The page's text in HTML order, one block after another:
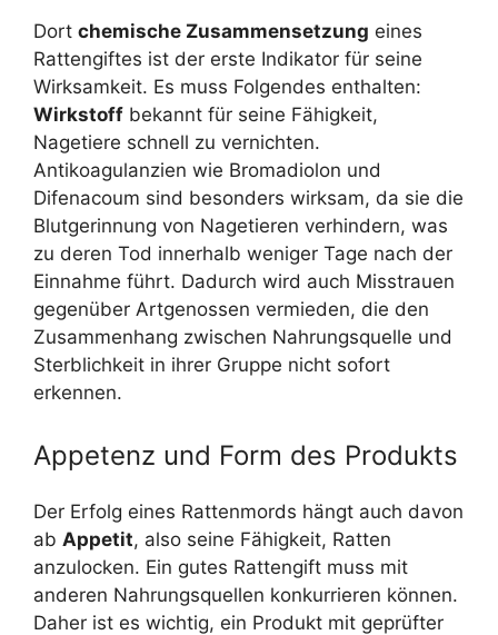
Dort chemische Zusammensetzung eines
Rattengiftes ist der erste Indikator für seine
Wirksamkeit. Es muss Folgendes enthalten:
Wirkstoff bekannt für seine Fähigkeit,
Nagetiere schnell zu vernichten.
Antikoagulanzien wie Bromadiolon und
Difenacoum sind besonders wirksam, da sie die
Blutgerinnung von Nagetieren verhindern, was
zu deren Tod innerhalb weniger Tage nach der
Einnahme führt. Dadurch wird auch Misstrauen
gegenüber Artgenossen vermieden, die den
Zusammenhang zwischen Nahrungsquelle und
Sterblichkeit in ihrer Gruppe nicht sofort
erkennen.
Appetenz und Form des Produkts
Der Erfolg eines Rattenmords hängt auch davon
ab Appetit, also seine Fähigkeit, Ratten
anzulocken. Ein gutes Rattengift muss mit
anderen Nahrungsquellen konkurrieren können.
Daher ist es wichtig, ein Produkt mit geprüfter